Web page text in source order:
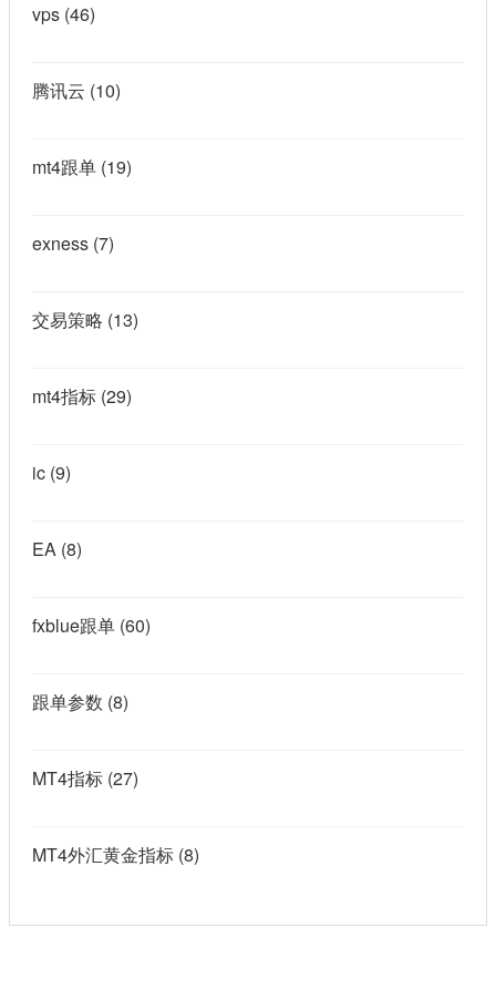
vps (46)
腾讯云 (10)
mt4跟单 (19)
exness (7)
交易策略 (13)
mt4指标 (29)
ic (9)
EA (8)
fxblue跟单 (60)
跟单参数 (8)
MT4指标 (27)
MT4外汇黄金指标 (8)